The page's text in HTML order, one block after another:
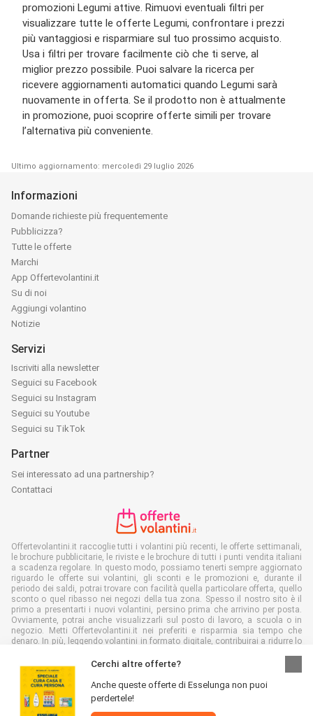
promozioni Legumi attive. Rimuovi eventuali filtri per
visualizzare tutte le offerte Legumi, confrontare i prezzi
più vantaggiosi e risparmiare sul tuo prossimo acquisto.
Usa i filtri per trovare facilmente ciò che ti serve, al
miglior prezzo possibile. Puoi salvare la ricerca per
ricevere aggiornamenti automatici quando Legumi sarà
nuovamente in offerta. Se il prodotto non è attualmente
in promozione, puoi scoprire offerte simili per trovare
l’alternativa più conveniente.
Ultimo aggiornamento: mercoledì 29 luglio 2026
Cerchi altre offerte?
Anche queste offerte di Esselunga non puoi
perdertele!
Informazioni
Domande richieste più frequentemente
Pubblicizza?
Tutte le offerte
Marchi
App Offertevolantini.it
Su di noi
Aggiungi volantino
Notizie
Servizi
Iscriviti alla newsletter
Seguici su Facebook
Seguici su Instagram
Seguici su Youtube
Seguici su TikTok
Partner
Sei interessato ad una partnership?
Contattaci
Offertevolantini.it raccoglie tutti i volantini più recenti, le offerte settimanali,
le brochure pubblicitarie, le riviste e le brochure di tutti i punti vendita italiani
a scadenza regolare. In questo modo, possiamo tenerti sempre aggiornato
riguardo le offerte sui volantini, gli sconti e le promozioni e, durante il
periodo dei saldi, potrai trovare con facilità quella particolare offerta, quello
sconto o quel ribasso nei negozi della tua zona. Spesso il nostro sito è il
primo a presentarti i nuovi volantini, persino prima che arrivino per posta.
Ovviamente, potrai anche visualizzarli sul posto di lavoro, a scuola o in
negozio. Metti Offertevolantini.it nei preferiti e risparmia sia tempo che
denaro. In più, leggendo volantini in formato digitale, contribuirai a ridurre lo